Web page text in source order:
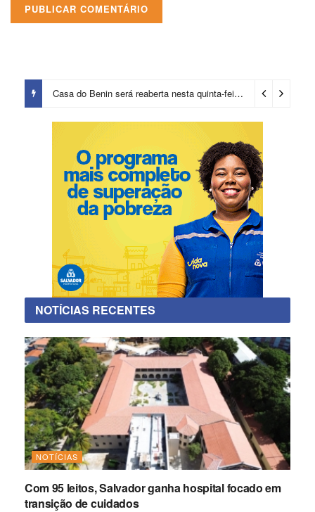
Casa do Benin será reaberta nesta quinta-feira (6) 2 dias ago
NOTÍCIAS RECENTES
NOTÍCIAS
Com 95 leitos, Salvador ganha hospital focado em
transição de cuidados